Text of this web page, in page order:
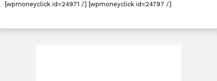
[wpmoneyclick id=24971 /] [wpmoneyclick id=24797 /]